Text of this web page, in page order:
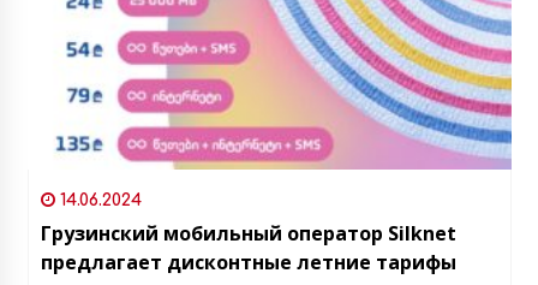
14.06.2024
Грузинский мобильный оператор Silknet
предлагает дисконтные летние тарифы